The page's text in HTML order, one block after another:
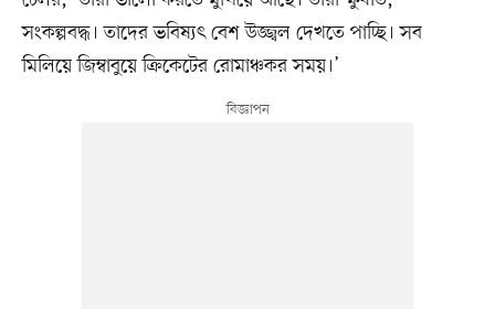
সংকল্পবদ্ধ। তাদের ভবিষ্যৎ বেশ উজ্জ্বল দেখতে পাচ্ছি। সব
মিলিয়ে জিম্বাবুয়ে ক্রিকেটের রোমাঞ্চকর সময়।’